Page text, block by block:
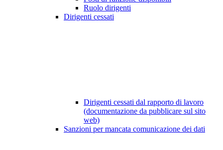
Ruolo dirigenti
Dirigenti cessati
Dirigenti cessati dal rapporto di lavoro
(documentazione da pubblicare sul sito
web)
Sanzioni per mancata comunicazione dei dati